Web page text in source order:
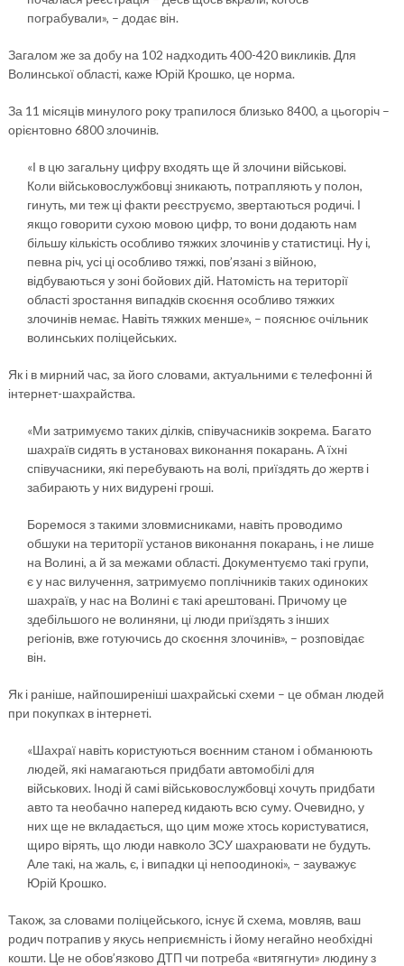
пограбували», – додає він.
Загалом же за добу на 102 надходить 400-420 викликів. Для
Волинської області, каже Юрій Крошко, це норма.
За 11 місяців минулого року трапилося близько 8400, а цьогоріч –
орієнтовно 6800 злочинів.
«І в цю загальну цифру входять ще й злочини військові.
Коли військовослужбовці зникають, потрапляють у полон,
гинуть, ми теж ці факти реєструємо, звертаються родичі. І
якщо говорити сухою мовою цифр, то вони додають нам
більшу кількість особливо тяжких злочинів у статистиці. Ну і,
певна річ, усі ці особливо тяжкі, пов’язані з війною,
відбуваються у зоні бойових дій. Натомість на території
області зростання випадків скоєння особливо тяжких
злочинів немає. Навіть тяжких менше», – пояснює очільник
волинських поліцейських.
Як і в мирний час, за його словами, актуальними є телефонні й
інтернет-шахрайства.
«Ми затримуємо таких ділків, співучасників зокрема. Багато
шахраїв сидять в установах виконання покарань. А їхні
співучасники, які перебувають на волі, приїздять до жертв і
забирають у них видурені гроші.
Боремося з такими зловмисниками, навіть проводимо
обшуки на території установ виконання покарань, і не лише
на Волині, а й за межами області. Документуємо такі групи,
є у нас вилучення, затримуємо поплічників таких одиноких
шахраїв, у нас на Волині є такі арештовані. Причому це
здебільшого не волиняни, ці люди приїздять з інших
регіонів, вже готуючись до скоєння злочинів», – розповідає
він.
Як і раніше, найпоширеніші шахрайські схеми – це обман людей
при покупках в інтернеті.
«Шахраї навіть користуються воєнним станом і обманюють
людей, які намагаються придбати автомобілі для
військових. Іноді й самі військовослужбовці хочуть придбати
авто та необачно наперед кидають всю суму. Очевидно, у
них ще не вкладається, що цим може хтось користуватися,
щиро вірять, що люди навколо ЗСУ шахраювати не будуть.
Але такі, на жаль, є, і випадки ці непоодинокі», – зауважує
Юрій Крошко.
Також, за словами поліцейського, існує й схема, мовляв, ваш
родич потрапив у якусь неприємність і йому негайно необхідні
кошти. Це не обов’язково ДТП чи потреба «витягнути» людину з